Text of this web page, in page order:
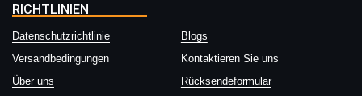
RICHTLINIEN
Datenschutzrichtlinie
Blogs
Versandbedingungen
Kontaktieren Sie uns
Über uns
Rücksendeformular